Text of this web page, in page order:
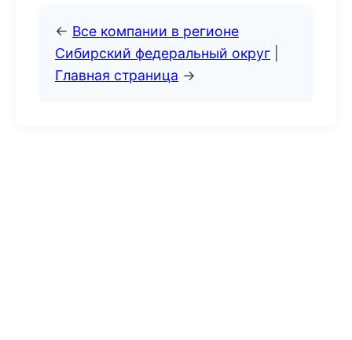
← Все компании в регионе
Сибирский федеральный округ
Главная страница →